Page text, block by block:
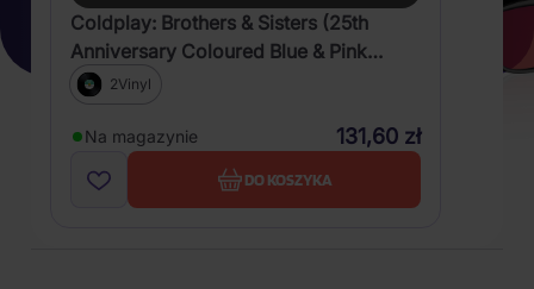
Coldplay: Brothers & Sisters (25th
Anniversary Coloured Blue & Pink
Vinyl)2Vinyl
Na magazynie 131,60 zł
DO KOSZYKA